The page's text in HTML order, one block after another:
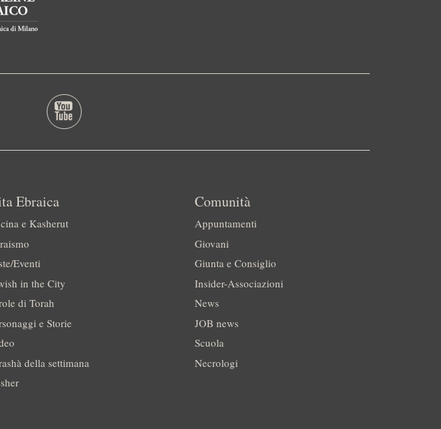
Ebraica
e Kasherut
Eventi
in the City
di Torah
e Storie
della settimana
Comunità
Appuntamenti
Giovani
Giunta e Consiglio
Insider-Associazioni
News
JOB news
Scuola
Necrologi